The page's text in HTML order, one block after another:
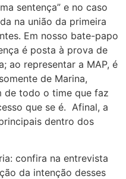
sentença” e no caso
na união da primeira
Em nosso bate-papo
é posta à prova de
ao representar a MAP, é
de Marina,
de todo o time que faz
que se é. Afinal, a
dentro dos
confira na entrevista
da intenção desses